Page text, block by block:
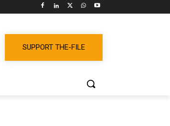
SUPPORT THE-FILE